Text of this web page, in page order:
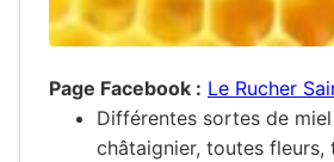
Page Facebook : Le Rucher
Différentes sortes de
châtaignier, toutes fleurs,